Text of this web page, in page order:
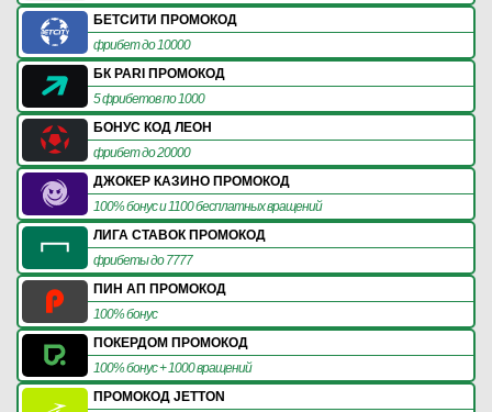
БЕТСИТИ ПРОМОКОД
фрибет до 10000
БК PARI ПРОМОКОД
5 фрибетов по 1000
БОНУС КОД ЛЕОН
фрибет до 20000
ДЖОКЕР КАЗИНО ПРОМОКОД
100% бонус и 1100 бесплатных вращений
ЛИГА СТАВОК ПРОМОКОД
фрибеты до 7777
ПИН АП ПРОМОКОД
100% бонус
ПОКЕРДОМ ПРОМОКОД
100% бонус + 1000 вращений
ПРОМОКОД JETTON